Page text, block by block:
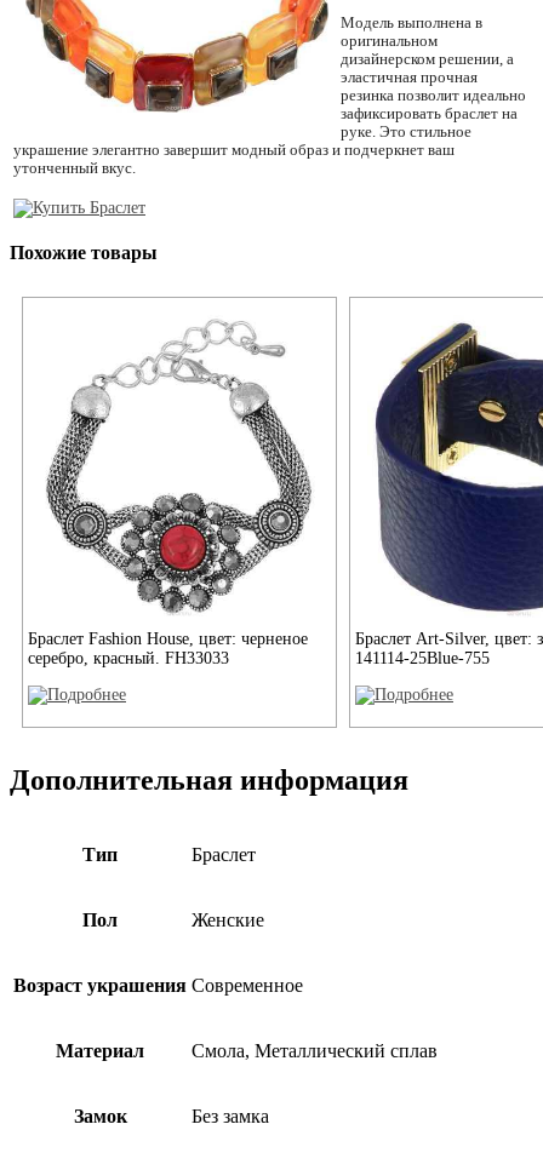
Модель выполнена в
оригинальном
дизайнерском решении, а
эластичная прочная
резинка позволит идеально
зафиксировать браслет на
руке. Это стильное
украшение элегантно завершит модный образ и подчеркнет ваш
утонченный вкус.
Похожие товары
Браслет Fashion House, цвет: черненое
серебро, красный. FH33033
Браслет Art-Silver, цвет:
141114-25Blue-755
Дополнительная информация
Тип Браслет
Пол Женские
Возраст украшения Современное
Материал Смола, Металлический сплав
Замок Без замка